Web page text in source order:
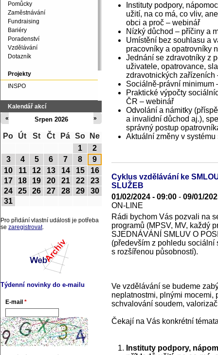
Instituty podpory,
užití, na co má, co vliv,
obci a proč – webinář
Nízký důchod – příčiny a
Umístění bez souhlasu a
pracovníky a opatrovníky
Jednání se zdravotníky z
uživatele, opatrovance,
zdravotnických zařízeních
Sociálně-právní minimum
Praktické výpočty
ČR – webinář
Odvolání a námitky
a invalidní důchod aj.),
správný postup
Aktuální změny v
Cyklus vzdělávání ke
SLUŽEB
01/02/2024 - 09:00 - 09/01/
ON-LINE
Rádi bychom Vás pozvali na
programů (MPSV, MV, každý
SJEDNÁVÁNÍ SMLUV O
(především z pohledu sociální
s rozšířenou působností).
Ve vzdělávání se budeme
neplatnostmi, plnými mocemi,
schvalování soudem,
Čekají na Vás konkrétní
Instituty podpory,
Pomůcky
Zaměstnávání
Fundraising
Bariéry
Poradenství
Vzdělávání
Dotazník
Projekty
INSPO
Kalendář akcí
Srpen 2026
« »
Po Út St Čt Pá So
Ne
1
2
3
4 5 6 7 8
9
10
11 12 13 14 15
16
17
18 19 20 21 22
23
24
25 26 27 28 29
30
31
Pro přidání vlastní události je potřeba
se zaregistrovat.
Týdenní novinky do e-mailu
E-mail *